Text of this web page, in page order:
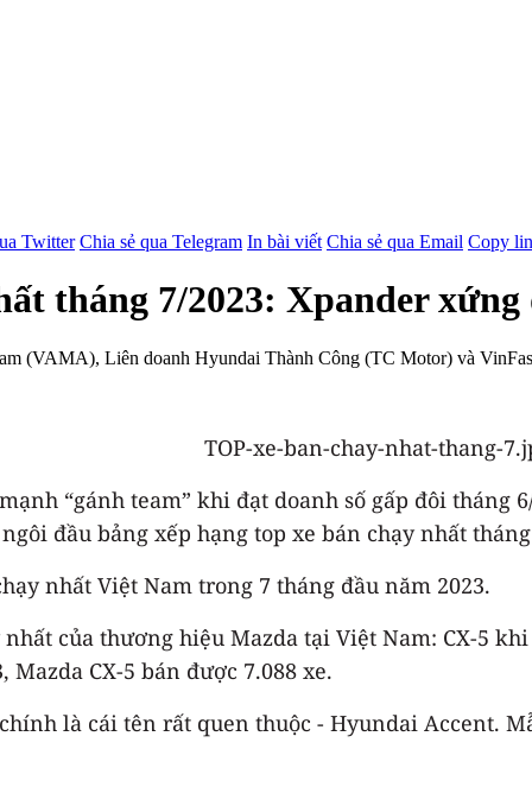
Twitter Chia sẻ qua Telegram In bài viết Chia sẻ qua Email Copy
tháng 7/2023: Xpander
(VAMA), Liên doanh Hyundai Thành Công (TC Motor) và
“gánh team” khi đạt doanh số gấp đôi tháng
đầu bảng xếp hạng top xe bán chạy nhất tháng
nhất Việt Nam trong 7 tháng đầu năm 2023.
của thương hiệu Mazda tại Việt Nam: CX-5
CX-5 bán được 7.088 xe.
là cái tên rất quen thuộc - Hyundai Accent.